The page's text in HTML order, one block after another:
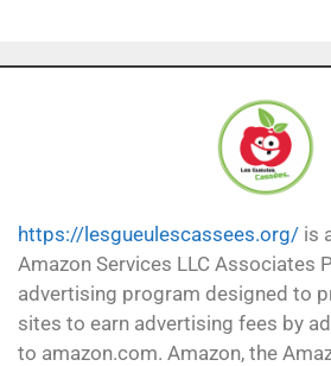
https://lesgueulescassees.org/ is
Amazon Services LLC Associates
advertising program designed to
sites to earn advertising fees by
to amazon.com. Amazon, the